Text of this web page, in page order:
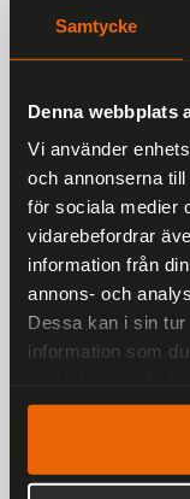
Samtycke
Denna webbplats
Vi använder
och annonserna
för sociala medier
vidarebefordrar
information från
annons- och
Dessa kan i sin
information som
Andra
25 %
Ronny